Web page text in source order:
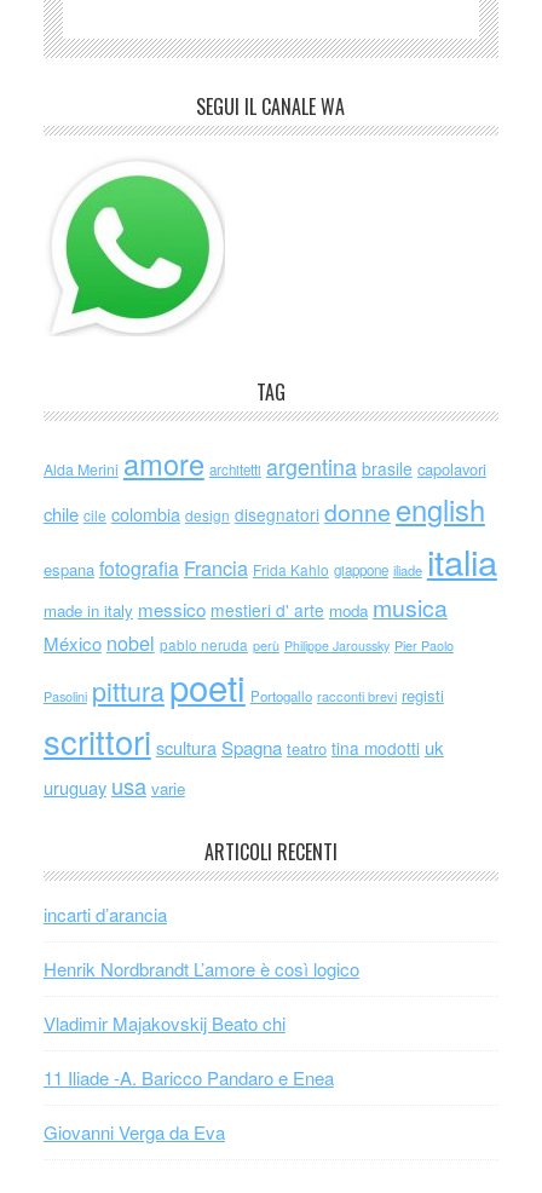
SEGUI IL CANALE WA
TAG
Alda Merini amore architetti argentina brasile capolavori
chile cile colombia design disegnatori donne english
espana fotografia Francia Frida Kahlo giappone iliade italia
made in italy messico mestieri d' arte moda musica
México nobel pablo neruda perù Philippe Jaroussky Pier Paolo
Pasolini pitturapoeti Portogallo racconti brevi registi
scrittori sculturaSpagna teatro tina modotti uk
uruguay usa varie
ARTICOLI RECENTI
incarti d’arancia
Henrik Nordbrandt L’amore è così logico
Vladimir Majakovskij Beato chi
11 Iliade -A. Baricco Pandaro e Enea
Giovanni Verga da Eva